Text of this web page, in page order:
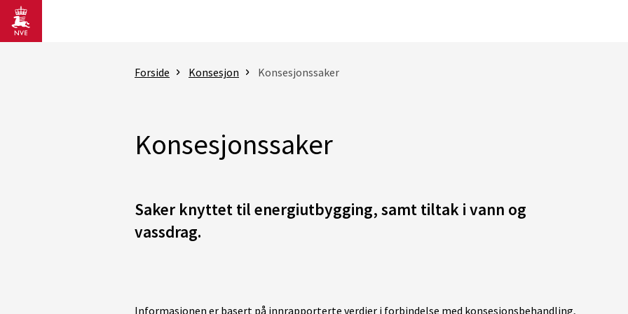
Gå til hovedinnhold
Forside Konsesjon Konsesjonssaker
Konsesjonssaker
Saker knyttet til energiutbygging, samt tiltak i vann og
vassdrag.
Informasjonen er basert på innrapporterte verdier i forbindelse med konsesjonsbehandling,